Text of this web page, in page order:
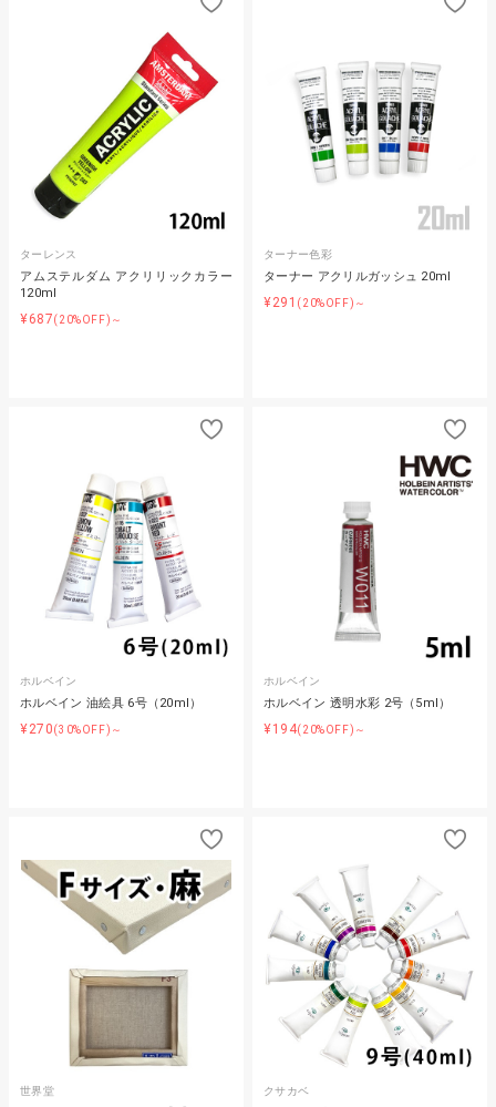
ターレンス
アムステルダム アクリリックカラー
120ml
¥687(20%OFF)～
ターナー色彩
ターナー アクリルガッシュ 20ml
¥291 (20%OFF)～
ホルベイン
ホルベイン 油絵具 6号（20ml）
¥270(30%OFF)～
ホルベイン
ホルベイン 透明水彩 2号（5ml）
¥194(20%OFF)～
世界堂 クサカベ